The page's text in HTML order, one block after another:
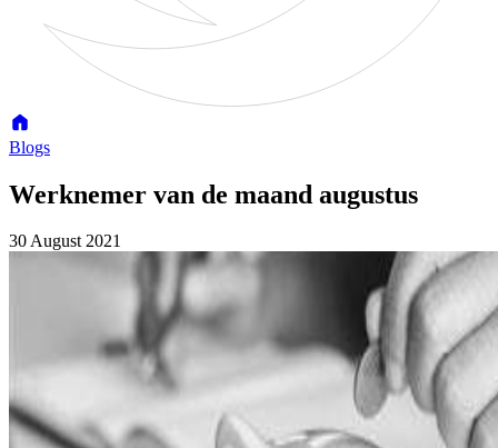
Blogs
Werknemer van de maand augustus
30 August 2021